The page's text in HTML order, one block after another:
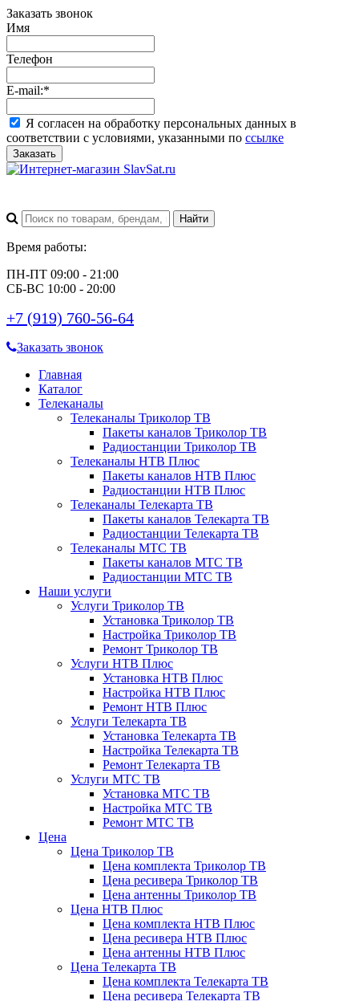
Заказать звонок
Имя
Телефон
E-mail:*
Я согласен на обработку персональных данных в
соответствии с условиями, указанными по ссылке
Заказать
Время работы:
ПН-ПТ 09:00 - 21:00
СБ-ВС 10:00 - 20:00
+7 (919) 760-56-64
Заказать звонок
Главная
Каталог
Телеканалы
Телеканалы Триколор ТВ
Пакеты каналов Триколор ТВ
Радиостанции Триколор ТВ
Телеканалы НТВ Плюс
Пакеты каналов НТВ Плюс
Радиостанции НТВ Плюс
Телеканалы Телекарта ТВ
Пакеты каналов Телекарта ТВ
Радиостанции Телекарта ТВ
Телеканалы МТС ТВ
Пакеты каналов МТС ТВ
Радиостанции МТС ТВ
Наши услуги
Услуги Триколор ТВ
Установка Триколор ТВ
Настройка Триколор ТВ
Ремонт Триколор ТВ
Услуги НТВ Плюс
Установка НТВ Плюс
Настройка НТВ Плюс
Ремонт НТВ Плюс
Услуги Телекарта ТВ
Установка Телекарта ТВ
Настройка Телекарта ТВ
Ремонт Телекарта ТВ
Услуги МТС ТВ
Установка МТС ТВ
Настройка МТС ТВ
Ремонт МТС ТВ
Цена
Цена Триколор ТВ
Цена комплекта Триколор ТВ
Цена ресивера Триколор ТВ
Цена антенны Триколор ТВ
Цена НТВ Плюс
Цена комплекта НТВ Плюс
Цена ресивера НТВ Плюс
Цена антенны НТВ Плюс
Цена Телекарта ТВ
Цена комплекта Телекарта ТВ
Цена ресивера Телекарта ТВ